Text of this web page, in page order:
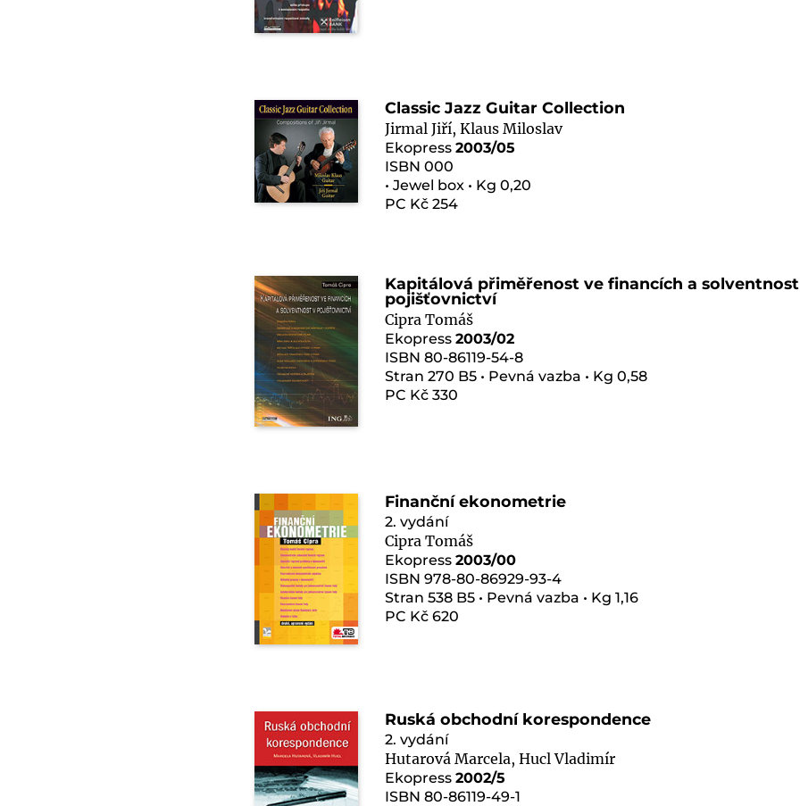
Classic Jazz Guitar Collection
Jirmal Jiří, Klaus Miloslav
Ekopress2003/05
ISBN 000
• Jewel box • Kg 0,20
PC Kč 254
Kapitálová přiměřenost ve financích a
pojišťovnictví
Cipra Tomáš
Ekopress2003/02
ISBN 80-86119-54-8
Stran 270 B5 • Pevná vazba • Kg 0,58
PC Kč 330
Finanční ekonometrie
2. vydání
Cipra Tomáš
Ekopress2003/00
ISBN 978-80-86929-93-4
Stran 538 B5 • Pevná vazba • Kg 1,16
PC Kč 620
Ruská obchodní korespondence
2. vydání
Hutarová Marcela, Hucl Vladimír
Ekopress2002/5
ISBN 80-86119-49-1